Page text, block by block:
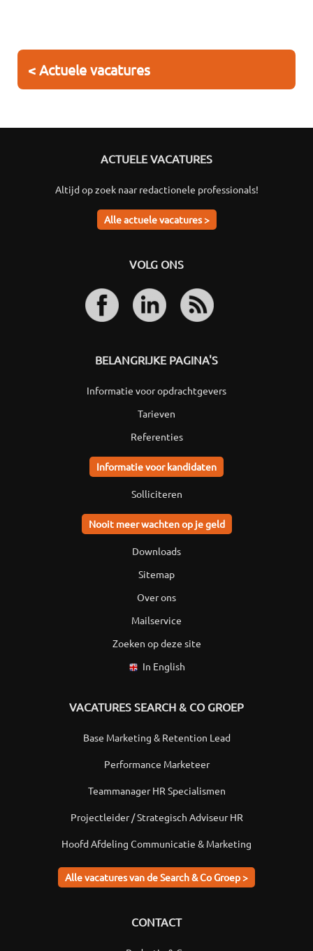
< Actuele vacatures
ACTUELE VACATURES
Altijd op zoek naar redactionele professionals!
Alle actuele vacatures >
VOLG ONS
BELANGRIJKE PAGINA'S
Informatie voor opdrachtgevers
Tarieven
Referenties
Informatie voor kandidaten
Solliciteren
Nooit meer wachten op je geld
Downloads
Sitemap
Over ons
Mailservice
Zoeken op deze site
In English
VACATURES SEARCH & CO GROEP
Base Marketing & Retention Lead
Performance Marketeer
Teammanager HR Specialismen
Projectleider / Strategisch Adviseur HR
Hoofd Afdeling Communicatie & Marketing
Alle vacatures van de Search & Co Groep >
CONTACT